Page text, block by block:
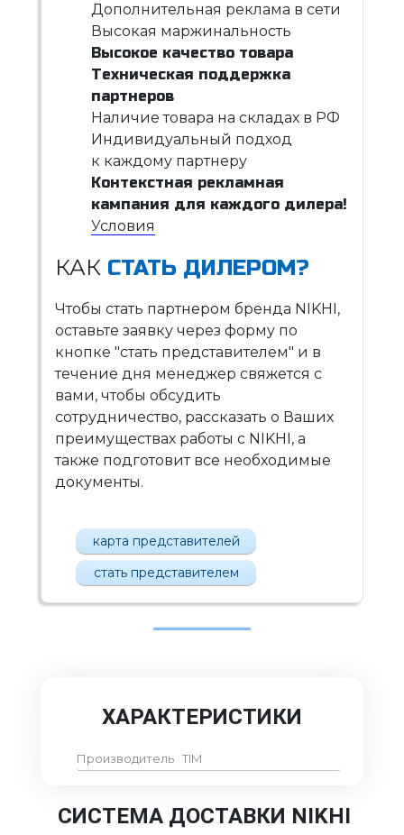
Дополнительная реклама в сети
Высокая маржинальность
Высокое качество товара
Техническая поддержка
партнеров
Наличие товара на складах в РФ
Индивидуальный подход
к каждому партнеру
Контекстная рекламная
кампания для каждого дилера!
Условия
КАК СТАТЬ ДИЛЕРОМ?
Чтобы стать партнером бренда NIKHI,
оставьте заявку через форму по
кнопке "стать представителем" и в
течение дня менеджер свяжется с
вами, чтобы обсудить
сотрудничество, рассказать о Ваших
преимуществах работы с NIKHI, а
также подготовит все необходимые
документы.
карта представителей
стать представителем
ХАРАКТЕРИСТИКИ
Производитель TIM
СИСТЕМА ДОСТАВКИ NIKHI